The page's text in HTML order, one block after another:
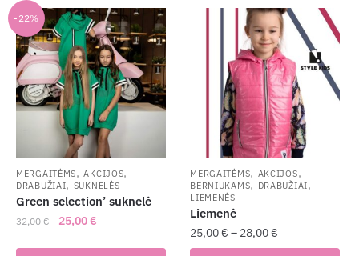
-22%
MERGAITĖMS,AKCIJOS,
DRABUŽIAI, SUKNELĖS
Green selection’ suknelė
32,00€
Original
25,00€
This
MERGAITĖMS, AKCIJOS,
BERNIUKAMS, DRABUŽIAI,
LIEMENĖS
Liemenė
25,00€ – 28,00€